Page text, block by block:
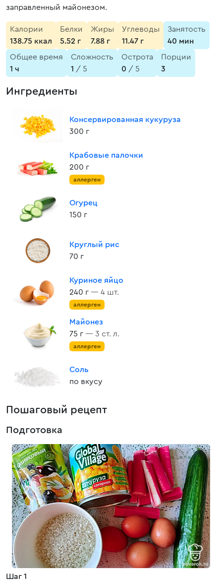
заправленный майонезом.
Калории
138.75 ккал
Белки
5.52 г
Жиры
7.88 г
Углеводы
11.47 г
Занятость
40 мин
Общее время
1 ч
Сложность
1 / 5
Острота
0 / 5
Порции
3
Ингредиенты
Консервированная кукуруза
300 г
Крабовые палочки
200 г
аллерген
Огурец
150 г
Круглый рис
70 г
Куриное яйцо
240 г — 4 шт.
аллерген
Майонез
75 г — 3 ст. л.
аллерген
Соль
по вкусу
Пошаговый рецепт
Подготовка
Шаг 1